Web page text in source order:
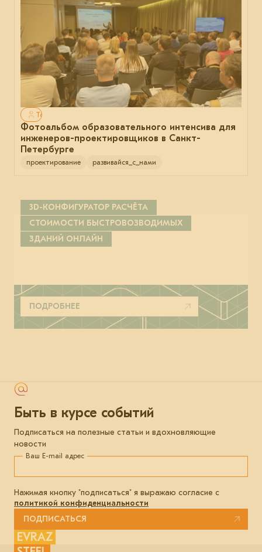
Только для авторизованных
Фотоальбом образовательного интенсива для
инженеров-проектировщиков в Санкт-
Петербурге
проектирование развивайся_с_нами
3D-КОНФИГУРАТОР РАСЧЁТА
СТОИМОСТИ БЫСТРОВОЗВОДИМЫХ
ЗДАНИЙ ОНЛАЙН
ПОДРОБНЕЕ
Быть в курсе событий
Подписаться на полезные статьи и вдохновляющие
новости
Ваш E-mail адрес
Нажимая кнопку "подписаться" я выражаю согласие с
политикой конфиденциальности
ПОДПИСАТЬСЯ
EVRAZ